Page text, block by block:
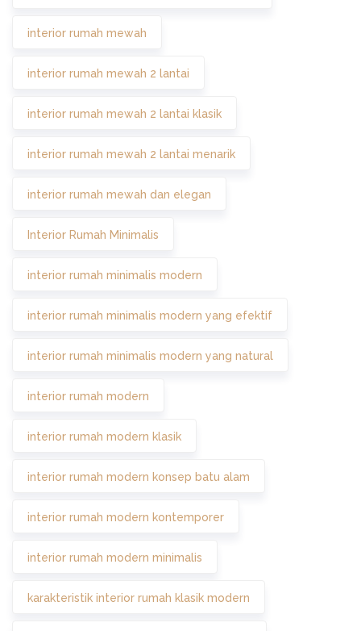
interior rumah mewah
interior rumah mewah 2 lantai
interior rumah mewah 2 lantai klasik
interior rumah mewah 2 lantai menarik
interior rumah mewah dan elegan
Interior Rumah Minimalis
interior rumah minimalis modern
interior rumah minimalis modern yang efektif
interior rumah minimalis modern yang natural
interior rumah modern
interior rumah modern klasik
interior rumah modern konsep batu alam
interior rumah modern kontemporer
interior rumah modern minimalis
karakteristik interior rumah klasik modern